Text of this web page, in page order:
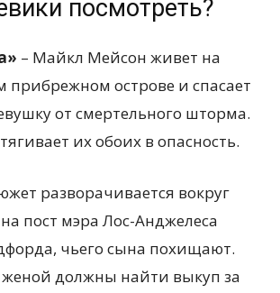
посмотреть?
– Майкл Мейсон живет на
прибрежном острове и спасает
от смертельного шторма.
их обоих в опасность.
разворачивается вокруг
пост мэра Лос-Анджелеса
чьего сына похищают.
должны найти выкуп за